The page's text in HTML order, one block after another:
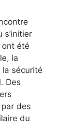
ont été
la
sécurité
Des
des
du